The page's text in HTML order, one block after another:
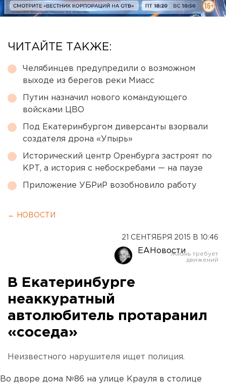
ЧИТАЙТЕ ТАКЖЕ:
Челябинцев предупредили о возможном
выходе из берегов реки Миасс
Путин назначил нового командующего
войсками ЦВО
Под Екатеринбургом диверсанты взорвали
создателя дрона «Упырь»
Исторический центр Оренбурга застроят по
КРТ, а история с небоскребами — на паузе
Приложение УБРиР возобновило работу
← НОВОСТИ
21 СЕНТЯБРЯ 2015 В 10:46
ЕАНовости
В Екатеринбурге
неаккуратный
автолюбитель протаранил
«соседа»
Неизвестного нарушителя ищет полиция.
Во дворе дома №86 на улице Крауля в столице